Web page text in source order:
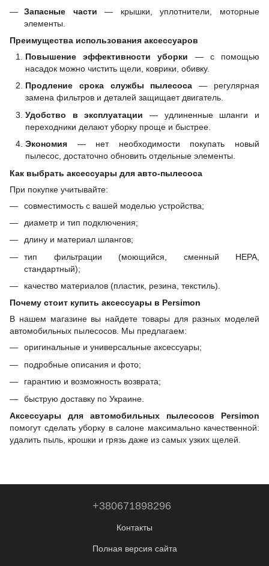
Запасные части — крышки, уплотнители, моторные
элементы.
Преимущества использования аксессуаров
Повышение эффективности уборки — с помощью
насадок можно чистить щели, коврики, обивку.
Продление срока службы пылесоса — регулярная
замена фильтров и деталей защищает двигатель.
Удобство в эксплуатации — удлиненные шланги и
переходники делают уборку проще и быстрее.
Экономия — нет необходимости покупать новый
пылесос, достаточно обновить отдельные элементы.
Как выбрать аксессуары для авто-пылесоса
При покупке учитывайте:
совместимость с вашей моделью устройства;
диаметр и тип подключения;
длину и материал шлангов;
тип фильтрации (моющийся, сменный HEPA,
стандартный);
качество материалов (пластик, резина, текстиль).
Почему стоит купить аксессуары в Persimon
В нашем магазине вы найдете товары для разных моделей
автомобильных пылесосов. Мы предлагаем:
оригинальные и универсальные аксессуары;
подробные описания и фото;
гарантию и возможность возврата;
быструю доставку по Украине.
Аксессуары для автомобильных пылесосов Persimon
помогут сделать уборку в салоне максимально качественной:
удалить пыль, крошки и грязь даже из самых узких щелей.
+380671898296
Контакты
Полная версия сайта